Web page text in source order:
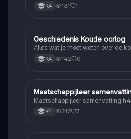
K4 131 1
Geschiedenis
Geschiedenis Koude oorlog
Alles wat je moet weten over de
K4 142 0
Maatschappijleer
Maatschappijleer
Maatschappijleer samenvatting h4
K4 212 7